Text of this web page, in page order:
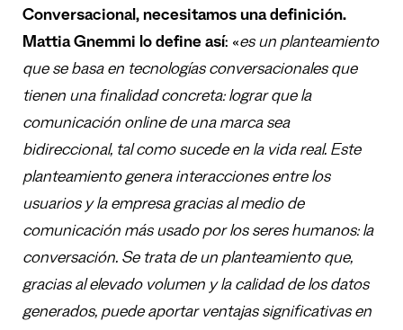
Conversacional, necesitamos una definición.
Mattia Gnemmi lo define así: «es un planteamiento
que se basa en tecnologías conversacionales que
tienen una finalidad concreta: lograr que la
comunicación online de una marca sea
bidireccional, tal como sucede en la vida real. Este
planteamiento genera interacciones entre los
usuarios y la empresa gracias al medio de
comunicación más usado por los seres humanos: la
conversación. Se trata de un planteamiento que,
gracias al elevado volumen y la calidad de los datos
generados, puede aportar ventajas significativas en